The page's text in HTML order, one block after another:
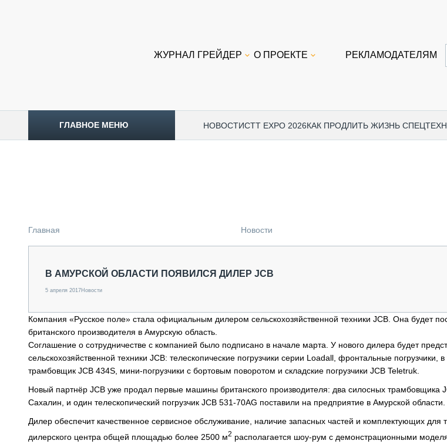
ЖУРНАЛ ГРЕЙДЕР О ПРОЕКТЕ РЕКЛАМОДАТЕЛЯМ
ГЛАВНОЕ МЕНЮ НОВОСТИCTT EXPO 2026КАК ПРОДЛИТЬ ЖИЗНЬ
ОБЗОР РЫНКА
СПЕЦТЕХНИКА И ТРАНСПОРТ
ТЕХНИКА КРУПНЫМ ПЛАНОМ
ТЕХНОЛОГИИ
ДОРОЖНАЯ ИНДУСТРИЯ
СЕРВИСМЕНЫ
МЕРОПРИЯТИЯ
Главная Новости
В АМУРСКОЙ ОБЛАСТИ ПОЯВИЛСЯ ДИЛЕР JCB
5 апреля 2017Новости
Компания «Русское поле» стала официальным дилером сельскохозяйственной техники JCB. Она будет
британского производителя в Амурскую область.
Соглашение о сотрудничестве с компанией было подписано в начале марта. У нового дилера будет
сельскохозяйственной техники JCB: телескопические погрузчики серии Loadall, фронтальные погрузчики,
трамбовщик JCB 434S, мини-погрузчики с бортовым поворотом и складские погрузчики JCB Teletruk.
Новый партнёр JCB уже продал первые машины британского производителя: два силосных трамбовщика
Сахалин, и один телескопический погрузчик JCB 531-70AG поставили на предприятие в Амурской области.
Дилер обеспечит качественное сервисное обслуживание, наличие запасных частей и комплектующих для
дилерского центра общей площадью более 2500 м2 располагается шоу-рум с демонстрационными